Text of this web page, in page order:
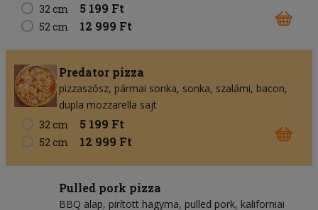
32 cm
5 199 Ft
52 cm 12 999 Ft
Predator pizza
pizzaszósz pármai sonka sonka szalámi bacon
dupla mozzarella sajt
32 cm
5 199 Ft
52 cm 12 999 Ft
Pulled pork pizza
BBQ alap pirított hagyma pulled pork kaliforniai